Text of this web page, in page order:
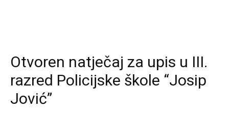
Otvoren natječaj za upis u III.
razred Policijske škole “Josip
Jović”